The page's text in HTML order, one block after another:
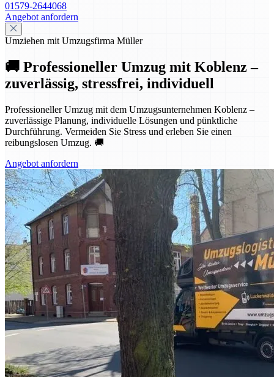
01579-2644068
Angebot anfordern
Umziehen mit Umzugsfirma Müller
🚚 Professioneller Umzug mit Koblenz –
zuverlässig, stressfrei, individuell
Professioneller Umzug mit dem Umzugsunternehmen Koblenz –
zuverlässige Planung, individuelle Lösungen und pünktliche
Durchführung. Vermeiden Sie Stress und erleben Sie einen
reibungslosen Umzug. 🚚
Angebot anfordern